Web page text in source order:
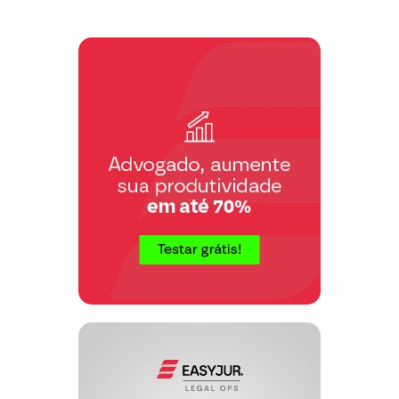
2. Requerimentos
audiência de mediação ou de
conciliação, sendo o réu citado com, no
mínimo, 20 (vinte) dias de antecedência.
Não comparecendo o réu à audiência,
sem que, com no mínimo 10 (dez) dias
de antecedência, tenha peticionado
contrário à autocomposição, pede-se a
causa, conforme art. 334, §§ 5º e 8º, do
poderá contestar a petição inicial, até 15
mediação/conciliação, conforme art. 335
ação, incorrerá em revelia, art. 344 do